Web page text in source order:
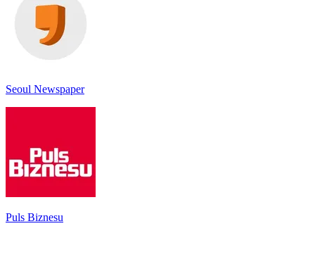
Seoul Newspaper
Puls Biznesu